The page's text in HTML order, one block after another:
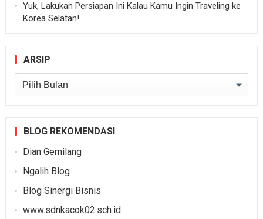
Yuk, Lakukan Persiapan Ini Kalau Kamu Ingin Traveling ke
Korea Selatan!
ARSIP
Arsip
BLOG REKOMENDASI
Dian Gemilang
Ngalih Blog
Blog Sinergi Bisnis
www.sdnkacok02.sch.id